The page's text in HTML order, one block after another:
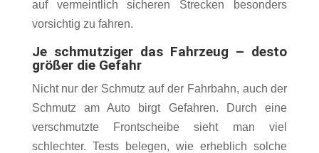
auf vermeintlich sicheren Strecken besonders
vorsichtig zu fahren.
Je schmutziger das Fahrzeug – desto
größer die Gefahr
Nicht nur der Schmutz auf der Fahrbahn, auch der
Schmutz am Auto birgt Gefahren. Durch eine
verschmutzte Frontscheibe sieht man viel
schlechter. Tests belegen, wie erheblich solche